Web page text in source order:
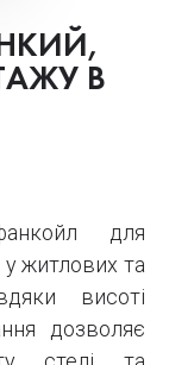
В
для
житлових та
висоті
дозволяє